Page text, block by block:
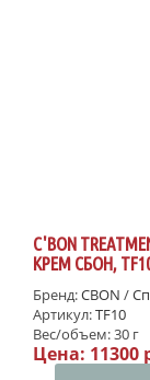
C'BON
КРЕМ СБОН,
Бренд:CBON /
Артикул:TF10
Вес/объем:30 г
Цена: 11300